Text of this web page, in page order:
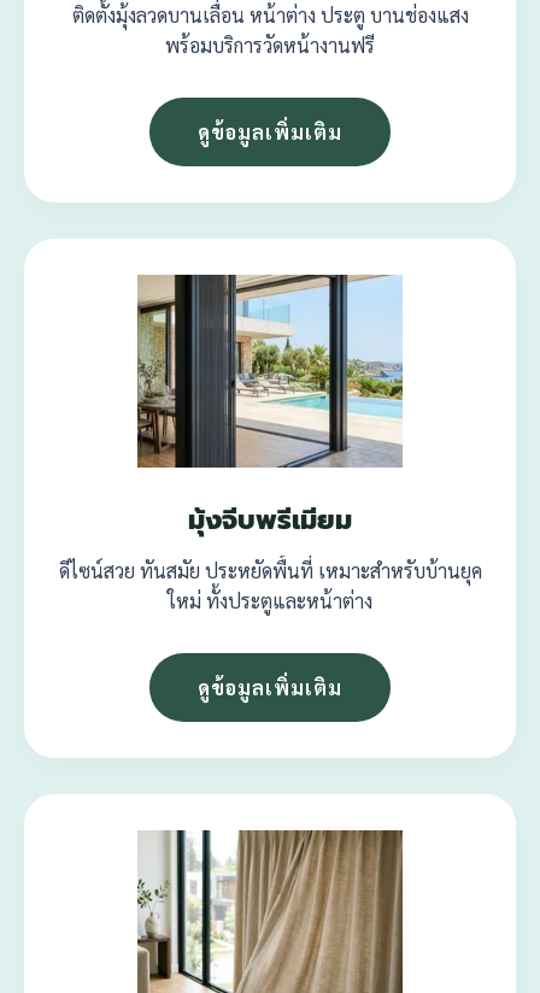
ติดตั้งมุ้งลวดบานเลื่อน หน้าต่าง ประตู บานช่องแสง
พร้อมบริการวัดหน้างานฟรี
ดูข้อมูลเพิ่มเติม
มุ้งจีบพรีเมียม
ดีไซน์สวย ทันสมัย ประหยัดพื้นที่ เหมาะสำหรับบ้านยุค
ใหม่ ทั้งประตูและหน้าต่าง
ดูข้อมูลเพิ่มเติม